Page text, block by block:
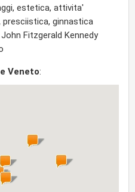
estetica, attivita'
presciistica, ginnastica
Fitzgerald Kennedy
Veneto: